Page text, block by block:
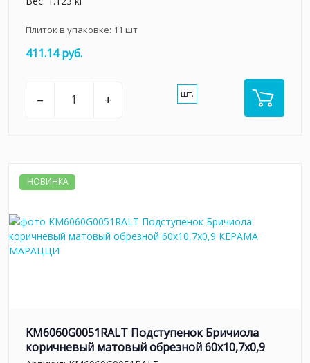
Плиток в упаковке: 11 шт
411.14 руб.
– + шт.
НОВИНКА
KM6060G0051RALT Подступенок Бричиола
коричневый матовый обрезной 60x10,7x0,9